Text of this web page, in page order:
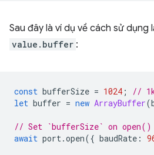
Sau đây là ví dụ về cách sử dụng
value.buffer :
const bufferSize = 1024 ;
//
let buffer = new ArrayBuffer(
// Set `bufferSize` on
await port.open({ baudRate :